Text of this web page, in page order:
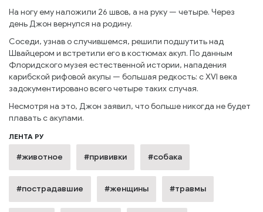
На ногу ему наложили 26 швов, а на руку — четыре. Через
день Джон вернулся на родину.
Соседи, узнав о случившемся, решили подшутить над
Швайцером и встретили его в костюмах акул. По данным
Флоридского музея естественной истории, нападения
карибской рифовой акулы — большая редкость: с XVI века
задокументировано всего четыре таких случая.
Несмотря на это, Джон заявил, что больше никогда не будет
плавать с акулами.
ЛЕНТА РУ
#животное #прививки #собака
#пострадавшие #женщины #травмы